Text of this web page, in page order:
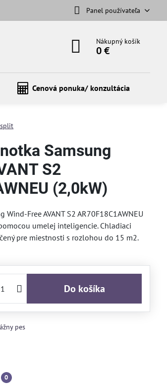
Panel používateľa
Nákupný košík
0 €
Cenová ponuka/ konzultácia
Samsung
S2
(2,0kW)
Free AVANT S2 AR70F18C1AWNEU
umelej inteligencie. Chladiaci
pre miestnosti s rozlohou do 15 m2.
Do košíka
pes
0